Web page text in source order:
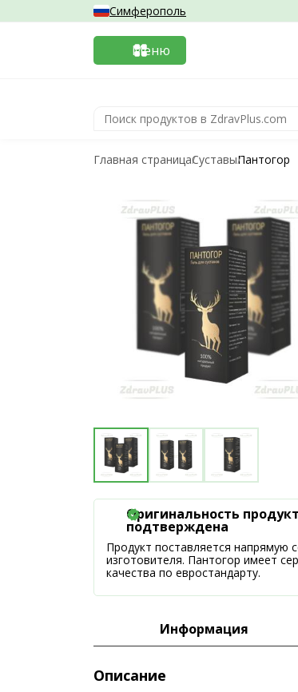
Симферополь
Меню
Главная страницаСуставыПантогор
Оригинальность
подтверждена
Продукт поставляется напрямую
изготовителя. Пантогор имеет
качества по евростандарту.
Информация
Описание